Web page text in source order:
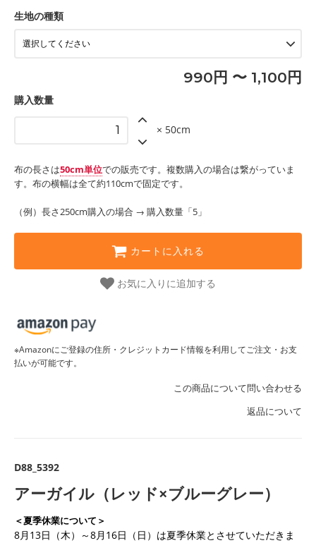
もっと詳しく見る
・工作用エプロン
もっと詳しく見る
生地の種類
990円 〜 1,100円
購入数量
× 50cm
布の長さは50cm単位での販売です。複数購入の場合は繋がっていま
す。布の横幅は全て約110cmで固定です。
（例）長さ250cm購入の場合 → 購入数量「5」
カートに入れる
お気に入りに追加する
※Amazonにご登録の住所・クレジットカード情報を利用してご注文・お支
払いが可能です。
この商品について問い合わせる
返品について
D88_5392
アーガイル（レッド×ブルーグレー）
＜夏季休業について＞
8月13日（木）～8月16日（日）は夏季休業とさせていただきま